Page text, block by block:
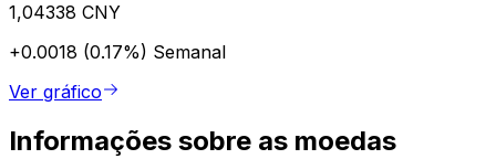
1,04338 CNY
+0.0018 (0.17%) Semanal
Ver gráfico
Informações sobre as moedas